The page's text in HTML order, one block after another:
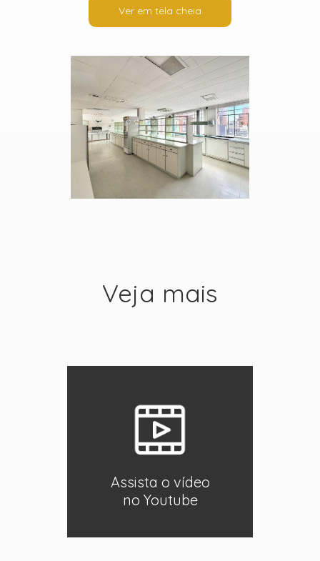
Ver em tela cheia
Veja mais
Assista o vídeo
no Youtube